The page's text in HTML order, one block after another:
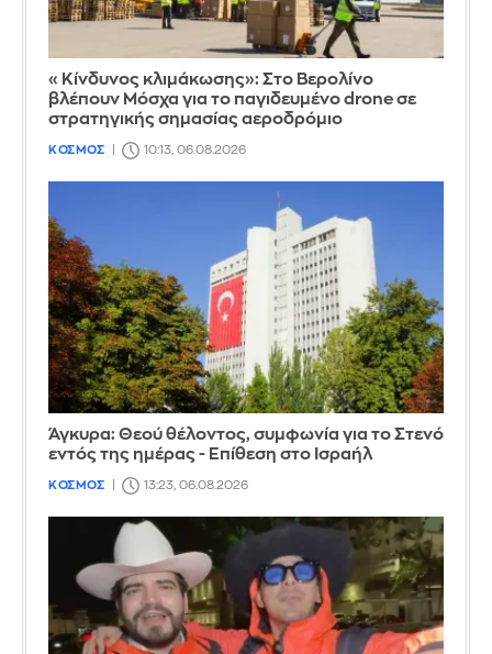
«Κίνδυνος κλιμάκωσης»: Στο Βερολίνο
βλέπουν Μόσχα για το παγιδευμένο drone σε
στρατηγικής σημασίας αεροδρόμιο
ΚΟΣΜΟΣ 10:13, 06.08.2026
Άγκυρα: Θεού θέλοντος, συμφωνία για το Στενό
εντός της ημέρας - Επίθεση στο Ισραήλ
ΚΟΣΜΟΣ 13:23, 06.08.2026